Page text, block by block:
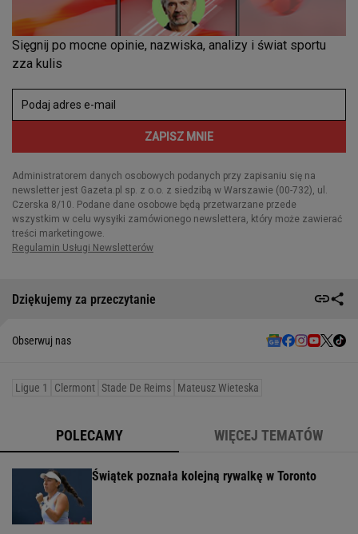
Dziękujemy za przeczytanie
Obserwuj nas
Ligue 1 Clermont Stade De Reims Mateusz Wieteska
POLECAMY WIĘCEJ TEMATÓW
Świątek poznała kolejną rywalkę w Toronto